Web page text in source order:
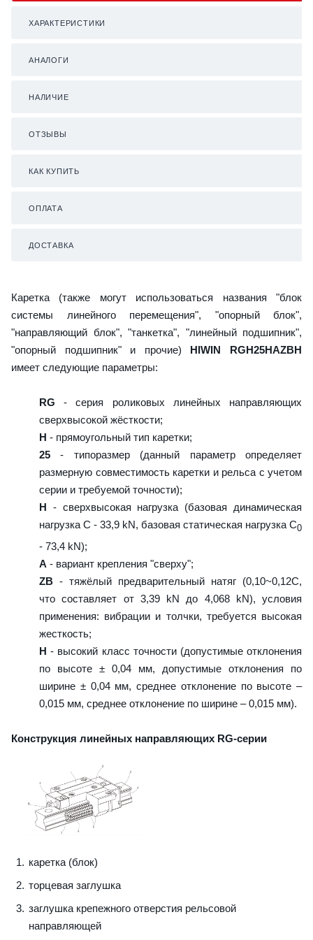
ХАРАКТЕРИСТИКИ
АНАЛОГИ
НАЛИЧИЕ
ОТЗЫВЫ
КАК КУПИТЬ
ОПЛАТА
ДОСТАВКА
Каретка (также могут использоваться названия "блок
системы линейного перемещения", "опорный блок",
"направляющий блок", "танкетка", "линейный подшипник",
"опорный подшипник" и прочие) HIWIN RGH25HAZBH
имеет следующие параметры:
RG - серия роликовых линейных направляющих
сверхвысокой жёсткости;
H - прямоугольный тип каретки;
25 - типоразмер (данный параметр определяет
размерную совместимость каретки и рельса с учетом
серии и требуемой точности);
H - сверхвысокая нагрузка (базовая динамическая
нагрузка C - 33,9 kN, базовая статическая нагрузка С0
- 73,4 kN);
A - вариант крепления "сверху";
ZB - тяжёлый предварительный натяг (0,10~0,12C,
что составляет от 3,39 kN до 4,068 kN), условия
применения: вибрации и толчки, требуется высокая
жесткость;
H - высокий класс точности (допустимые отклонения
по высоте ± 0,04 мм, допустимые отклонения по
ширине ± 0,04 мм, среднее отклонение по высоте –
0,015 мм, среднее отклонение по ширине – 0,015 мм).
Конструкция линейных направляющих RG-серии
каретка (блок)
торцевая заглушка
заглушка крепежного отверстия рельсовой
направляющей